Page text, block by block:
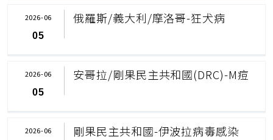
俄羅斯/義大利/摩洛哥-狂犬病
2026-06
05
安哥拉/剛果民主共和國(DRC)-M痘
2026-06
05
剛果民主共和國-伊波拉病毒感染
2026-06